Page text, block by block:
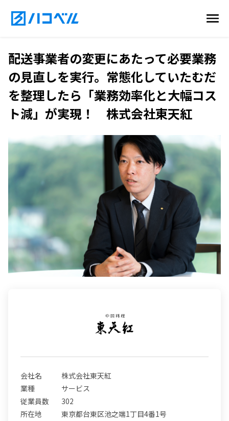
配送事業者の変更にあたって必要業務
の見直しを実行。常態化していたむだ
を整理したら「業務効率化と大幅コス
ト減」が実現！ 株式会社東天紅
会社名
株式会社東天紅
業種
サービス
従業員数
302
所在地
東京都台東区池之端1丁目4番1号